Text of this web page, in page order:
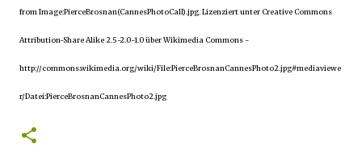
from Image:PierceBrosnan(CannesPhotoCall).jpg. Lizenziert unter Creative Commons
Attribution-Share Alike 2.5-2.0-1.0 über Wikimedia Commons -
http://commons.wikimedia.org/wiki/File:PierceBrosnanCannesPhoto2.jpg#mediaviewe
r/Datei:PierceBrosnanCannesPhoto2.jpg